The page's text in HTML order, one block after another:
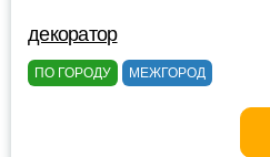
декоратор
ПО ГОРОДУ МЕЖГОРОД